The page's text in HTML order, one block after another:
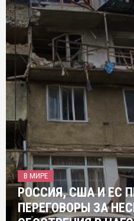
В МИРЕ
РОССИЯ, США И ЕС
ПЕРЕГОВОРЫ ЗА